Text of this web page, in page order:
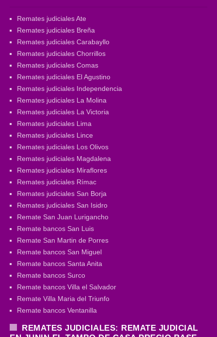
Remates judiciales Ate
Remates judiciales Breña
Remates judiciales Carabayllo
Remates judiciales Chorrillos
Remates judiciales Comas
Remates judiciales El Agustino
Remates judiciales Independencia
Remates judiciales La Molina
Remates judiciales La Victoria
Remates judiciales Lima
Remates judiciales Lince
Remates judiciales Los Olivos
Remates judiciales Magdalena
Remates judiciales Miraflores
Remates judiciales Rímac
Remates judiciales San Borja
Remates judiciales San Isidro
Remate San Juan Lurigancho
Remate bancos San Luis
Remate San Martin de Porres
Remate bancos San Miguel
Remate bancos Santa Anita
Remate bancos Surco
Remate bancos Villa el Salvador
Remate Villa Maria del Triunfo
Remate bancos Ventanilla
REMATES JUDICIALES: REMATE JUDICIAL